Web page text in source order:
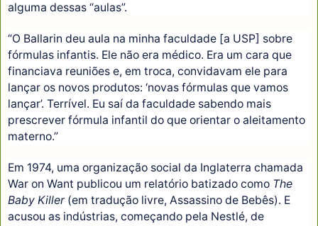
alguma dessas “aulas”.
“O Ballarin deu aula na minha faculdade [a USP] sobre
fórmulas infantis. Ele não era médico. Era um cara que
financiava reuniões e, em troca, convidavam ele para
lançar os novos produtos: ‘novas fórmulas que vamos
lançar’. Terrível. Eu saí da faculdade sabendo mais
prescrever fórmula infantil do que orientar o aleitamento
materno.”
Em 1974, uma organização social da Inglaterra chamada
War on Want publicou um relatório batizado como The
Baby Killer(em tradução livre, Assassino de Bebês). E
acusou as indústrias, começando pela Nestlé, de